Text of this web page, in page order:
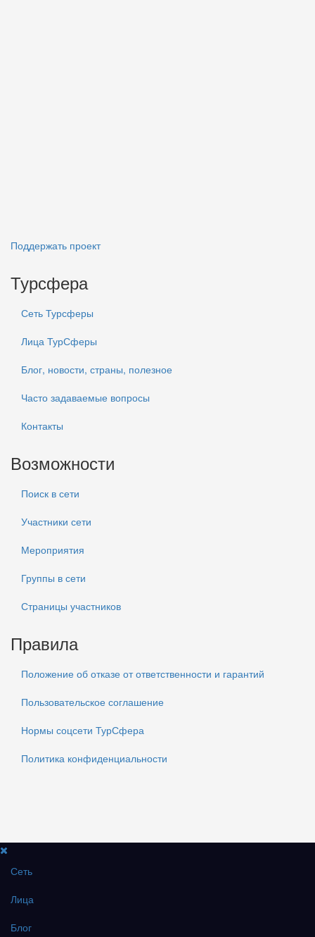
Поддержать проект
Турсфера
Сеть Турсферы
Лица ТурСферы
Блог, новости, страны, полезное
Часто задаваемые вопросы
Контакты
Возможности
Поиск в сети
Участники сети
Мероприятия
Группы в сети
Страницы участников
Правила
Положение об отказе от ответственности и гарантий
Пользовательское соглашение
Нормы соцсети ТурСфера
Политика конфиденциальности
Сеть
Лица
Блог